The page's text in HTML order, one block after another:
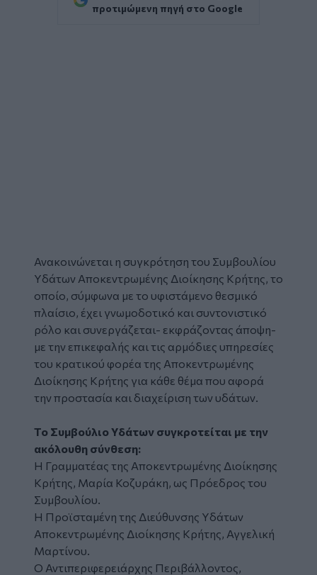
προτιμώμενη πηγή στο Google
Ανακοινώνεται η συγκρότηση του Συμβουλίου
Υδάτων Αποκεντρωμένης Διοίκησης Κρήτης, το
οποίο, σύμφωνα με το υφιστάμενο θεσμικό
πλαίσιο, έχει γνωμοδοτικό και συντονιστικό
ρόλο και συνεργάζεται- εκφράζοντας άποψη-
με την επικεφαλής και τις αρμόδιες υπηρεσίες
του κρατικού φορέα της Αποκεντρωμένης
Διοίκησης Κρήτης για κάθε θέμα που αφορά
την προστασία και διαχείριση των υδάτων.
Το Συμβούλιο Υδάτων συγκροτείται με την
ακόλουθη σύνθεση:
Η Γραμματέας της Αποκεντρωμένης Διοίκησης
Κρήτης, Μαρία Κοζυράκη, ως Πρόεδρος του
Συμβουλίου.
Η Προϊσταμένη της Διεύθυνσης Υδάτων
Αποκεντρωμένης Διοίκησης Κρήτης, Αγγελική
Μαρτίνου.
Ο Αντιπεριφερειάρχης Περιβάλλοντος,